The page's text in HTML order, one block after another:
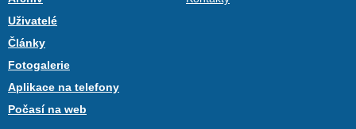
Uživatelé
Články
Fotogalerie
Aplikace na telefony
Počasí na web